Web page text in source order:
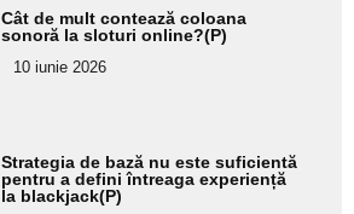
Cât de mult contează coloana
sonoră la sloturi online?(P)
10 iunie 2026
Strategia de bază nu este suficientă
pentru a defini întreaga experiență
la blackjack(P)